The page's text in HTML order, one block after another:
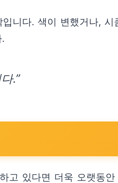
니다. 색이 변했거나,
.”
고 있다면 더욱 오랫동